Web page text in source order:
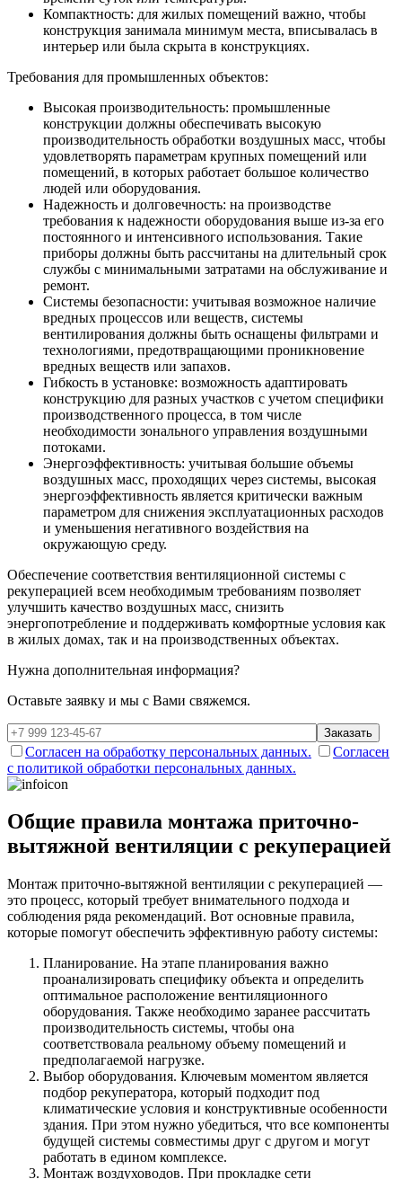
Компактность: для жилых помещений важно, чтобы
конструкция занимала минимум места, вписывалась в
интерьер или была скрыта в конструкциях.
Требования для промышленных объектов:
Высокая производительность: промышленные
конструкции должны обеспечивать высокую
производительность обработки воздушных масс, чтобы
удовлетворять параметрам крупных помещений или
помещений, в которых работает большое количество
людей или оборудования.
Надежность и долговечность: на производстве
требования к надежности оборудования выше из-за его
постоянного и интенсивного использования. Такие
приборы должны быть рассчитаны на длительный срок
службы с минимальными затратами на обслуживание и
ремонт.
Системы безопасности: учитывая возможное наличие
вредных процессов или веществ, системы
вентилирования должны быть оснащены фильтрами и
технологиями, предотвращающими проникновение
вредных веществ или запахов.
Гибкость в установке: возможность адаптировать
конструкцию для разных участков с учетом специфики
производственного процесса, в том числе
необходимости зонального управления воздушными
потоками.
Энергоэффективность: учитывая большие объемы
воздушных масс, проходящих через системы, высокая
энергоэффективность является критически важным
параметром для снижения эксплуатационных расходов
и уменьшения негативного воздействия на
окружающую среду.
Обеспечение соответствия вентиляционной системы с
рекуперацией всем необходимым требованиям позволяет
улучшить качество воздушных масс, снизить
энергопотребление и поддерживать комфортные условия как
в жилых домах, так и на производственных объектах.
Нужна дополнительная информация?
Оставьте заявку и мы с Вами свяжемся.
Заказать
Согласен на обработку персональных данных.
Согласен
с политикой обработки персональных данных.
Общие правила монтажа приточно-
вытяжной вентиляции с рекуперацией
Монтаж приточно-вытяжной вентиляции с рекуперацией —
это процесс, который требует внимательного подхода и
соблюдения ряда рекомендаций. Вот основные правила,
которые помогут обеспечить эффективную работу системы:
Планирование. На этапе планирования важно
проанализировать специфику объекта и определить
оптимальное расположение вентиляционного
оборудования. Также необходимо заранее рассчитать
производительность системы, чтобы она
соответствовала реальному объему помещений и
предполагаемой нагрузке.
Выбор оборудования. Ключевым моментом является
подбор рекуператора, который подходит под
климатические условия и конструктивные особенности
здания. При этом нужно убедиться, что все компоненты
будущей системы совместимы друг с другом и могут
работать в едином комплексе.
Монтаж воздуховодов. При прокладке сети